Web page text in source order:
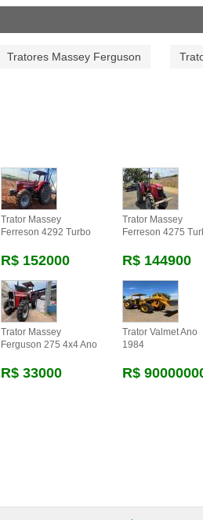
Tratores Massey Ferguson
Trator Massey
Ferreson 4292 Turbo
R$ 152000
Trator Massey
Ferreson 4275
R$ 144900
Trator Massey
Ferguson 275 4x4 Ano
R$ 33000
Trator Valmet Ano
1984
R$